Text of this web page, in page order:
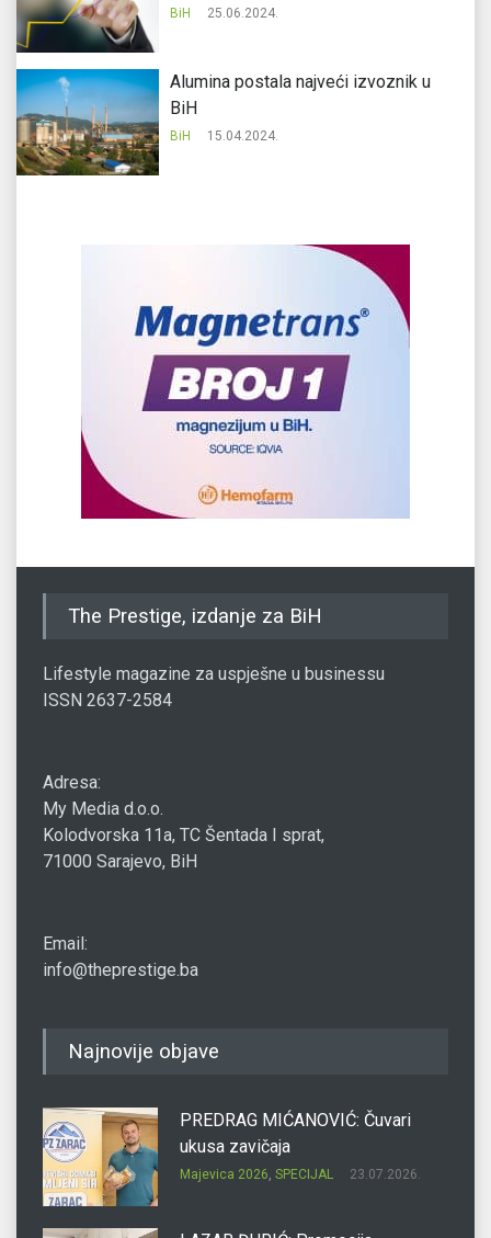
BiH 25.06.2024.
Alumina postala najveći izvoznik u
BiH
BiH 15.04.2024.
The Prestige, izdanje za BiH
Lifestyle magazine za uspješne u businessu
ISSN 2637-2584
Adresa:
My Media d.o.o.
Kolodvorska 11a, TC Šentada I sprat,
71000 Sarajevo, BiH
Email:
info@theprestige.ba
Najnovije objave
PREDRAG MIĆANOVIĆ: Čuvari
ukusa zavičaja
Majevica 2026, SPECIJAL 23.07.2026.